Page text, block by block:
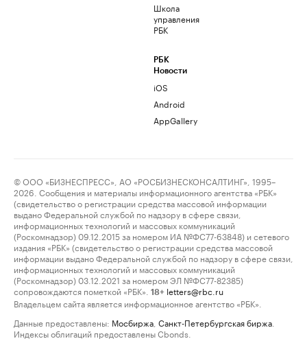
Школа
управления
РБК
РБК
Новости
iOS
Android
AppGallery
© ООО «БИЗНЕСПРЕСС», АО «РОСБИЗНЕСКОНСАЛТИНГ», 1995–
2026. Сообщения и материалы информационного агентства «РБК»
(свидетельство о регистрации средства массовой информации
выдано Федеральной службой по надзору в сфере связи,
информационных технологий и массовых коммуникаций
(Роскомнадзор) 09.12.2015 за номером ИА №ФС77-63848) и сетевого
издания «РБК» (свидетельство о регистрации средства массовой
информации выдано Федеральной службой по надзору в сфере связи,
информационных технологий и массовых коммуникаций
(Роскомнадзор) 03.12.2021 за номером ЭЛ №ФС77-82385)
сопровождаются пометкой «РБК».
18+ letters@rbc.ru
Владельцем сайта является информационное агентство «РБК».
Данные предоставлены: Мосбиржа Санкт-Петербургская биржа
Индексы облигаций предоставлены Cbonds.